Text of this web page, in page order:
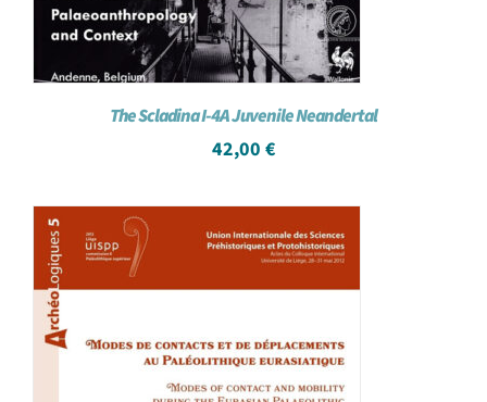
The Scladina I-4A Juvenile Neandertal
42,00 €